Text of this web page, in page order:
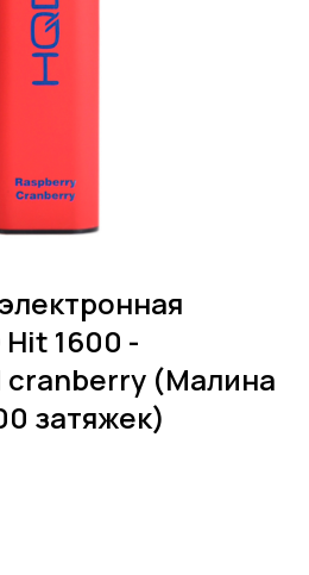
Hit 1600 -
cranberry (Малина
затяжек)